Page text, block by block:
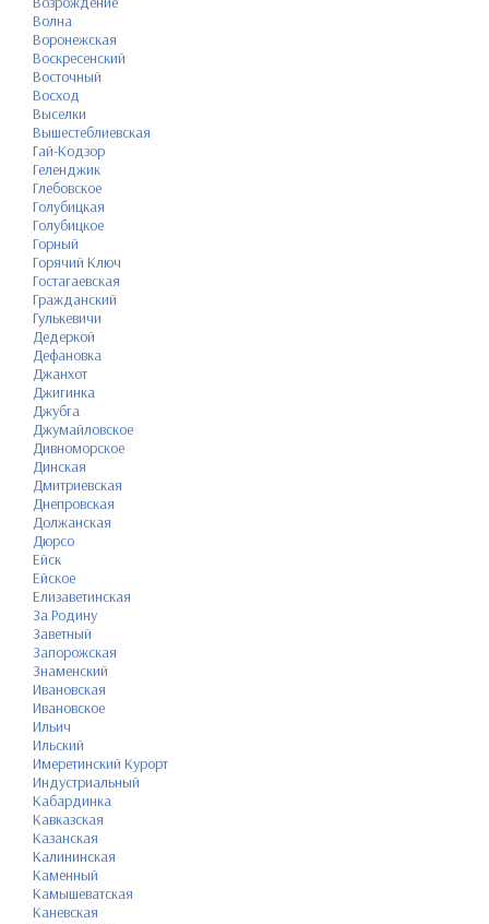
Волна
Воронежская
Воскресенский
Восточный
Восход
Выселки
Вышестеблиевская
Гай-Кодзор
Геленджик
Глебовское
Голубицкая
Голубицкое
Горный
Горячий Ключ
Гостагаевская
Гражданский
Гулькевичи
Дедеркой
Дефановка
Джанхот
Джигинка
Джубга
Джумайловское
Дивноморское
Динская
Дмитриевская
Днепровская
Должанская
Дюрсо
Ейск
Ейское
Елизаветинская
За Родину
Заветный
Запорожская
Знаменский
Ивановская
Ивановское
Ильич
Ильский
Имеретинский Курорт
Индустриальный
Кабардинка
Кавказская
Казанская
Калининская
Каменный
Камышеватская
Каневская